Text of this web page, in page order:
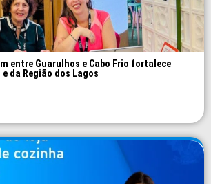
entre Guarulhos e Cabo Frio fortalece
da Região dos Lagos